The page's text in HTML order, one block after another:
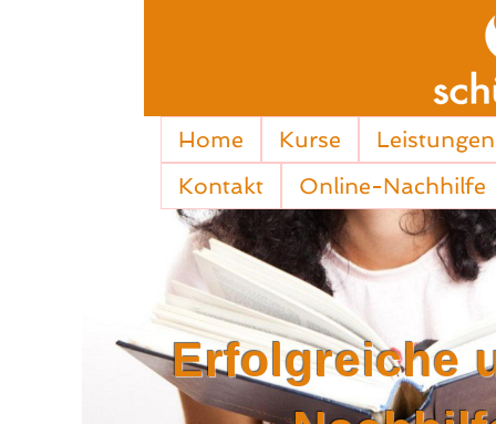
Home Kurse
Leistungen
Kontakt
Online-Nachhilfe
Erfolgreiche